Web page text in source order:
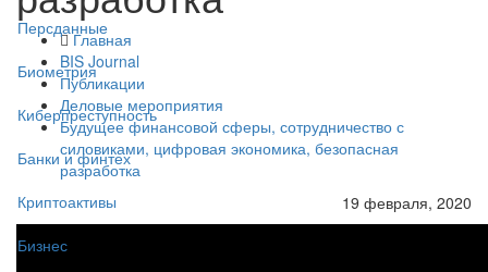
Персданные
Биометрия
Киберпреступность
Банки и финтех
Криптоактивы
Бизнес
Главная
BIS Journal
Публикации
Деловые мероприятия
Будущее финансовой сферы, сотрудничество с
силовиками, цифровая экономика, безопасная
разработка
19 февраля, 2020